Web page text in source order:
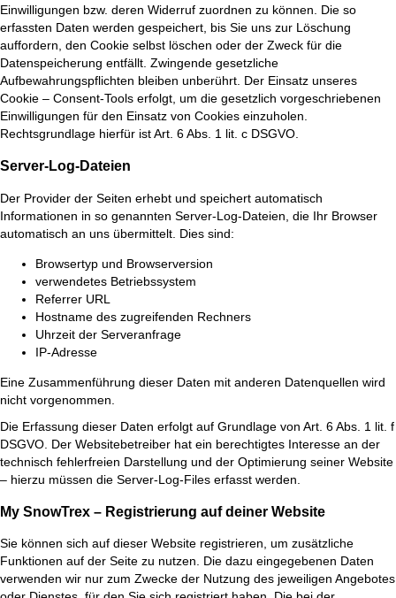
Einwilligungen bzw. deren Widerruf zuordnen zu können. Die so
erfassten Daten werden gespeichert, bis Sie uns zur Löschung
auffordern, den Cookie selbst löschen oder der Zweck für die
Datenspeicherung entfällt. Zwingende gesetzliche
Aufbewahrungspflichten bleiben unberührt. Der Einsatz unseres
Cookie – Consent-Tools erfolgt, um die gesetzlich vorgeschriebenen
Einwilligungen für den Einsatz von Cookies einzuholen.
Rechtsgrundlage hierfür ist Art. 6 Abs. 1 lit. c DSGVO.
Server-Log-Dateien
Der Provider der Seiten erhebt und speichert automatisch
Informationen in so genannten Server-Log-Dateien, die Ihr Browser
automatisch an uns übermittelt. Dies sind:
Browsertyp und Browserversion
verwendetes Betriebssystem
Referrer URL
Hostname des zugreifenden Rechners
Uhrzeit der Serveranfrage
IP-Adresse
Eine Zusammenführung dieser Daten mit anderen Datenquellen wird
nicht vorgenommen.
Die Erfassung dieser Daten erfolgt auf Grundlage von Art. 6 Abs. 1 lit. f
DSGVO. Der Websitebetreiber hat ein berechtigtes Interesse an der
technisch fehlerfreien Darstellung und der Optimierung seiner Website
– hierzu müssen die Server-Log-Files erfasst werden.
My SnowTrex – Registrierung auf deiner Website
Sie können sich auf dieser Website registrieren, um zusätzliche
Funktionen auf der Seite zu nutzen. Die dazu eingegebenen Daten
verwenden wir nur zum Zwecke der Nutzung des jeweiligen Angebotes